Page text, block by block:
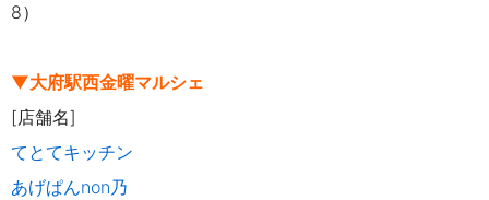
8）
▼大府駅西金曜マルシェ
[店舗名]
てとてキッチン
あげぱんnon乃